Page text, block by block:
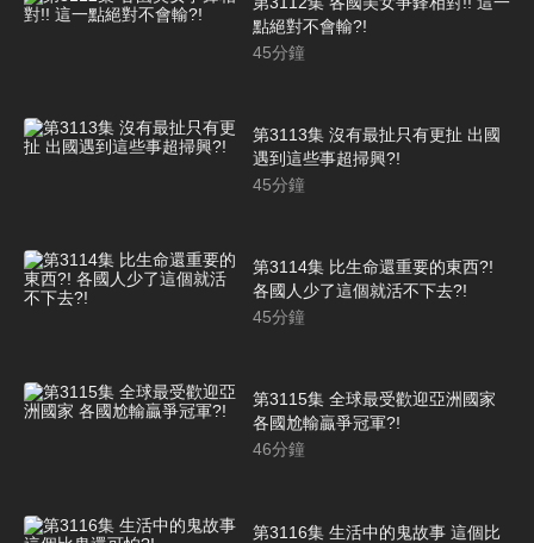
點絕對不會輸?!
45分鐘
第3113集 沒有最扯只有更扯 出國
遇到這些事超掃興?!
45分鐘
第3114集 比生命還重要的東西?!
各國人少了這個就活不下去?!
45分鐘
第3115集 全球最受歡迎亞洲國家
各國尬輸贏爭冠軍?!
46分鐘
第3116集 生活中的鬼故事 這個比